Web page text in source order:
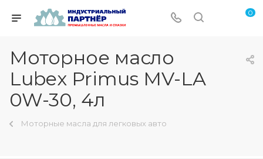
0
Моторное масло
Lubex Primus MV-LA
0W-30, 4л
Моторные масла для легковых авто